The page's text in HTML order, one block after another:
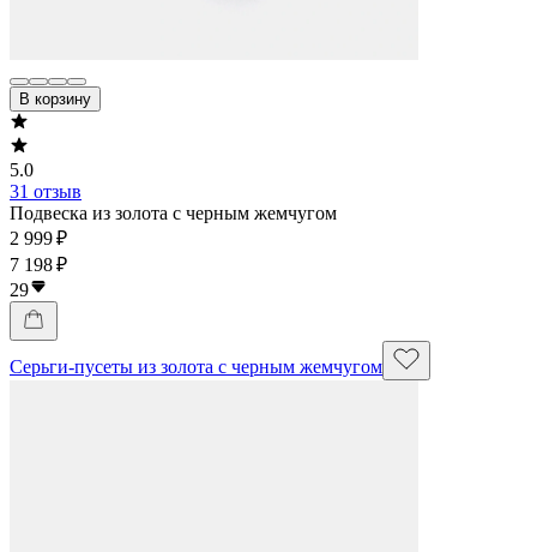
В корзину
5.0
31 отзыв
Подвеска из золота с черным жемчугом
2 999 ₽
7 198 ₽
29
Серьги-пусеты из золота с черным жемчугом